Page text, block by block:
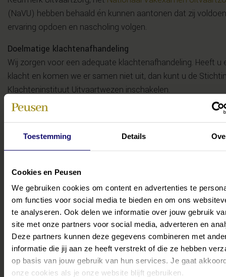
Toestemming Details
Cookies en Peusen
We gebruiken cookies om content en advertenties te
om functies voor social media te bieden en om ons
te analyseren. Ook delen we informatie over jouw gebruik
site met onze partners voor social media, adverteren en
Deze partners kunnen deze gegevens combineren met
informatie die jij aan ze heeft verstrekt of die ze hebben
op basis van jouw gebruik van hun services. Je gaat
onze cookies als je onze website blijft gebruiken.
(NaVU) hebben behaald én kunnen aantonen dat zij
ervaring opdoen en nascholing volgen.
Doelmatige klachtenafhandeling
Wij zorgen voor een adequate klachtenafhandeling. Heeft u
klacht en komen we er samen niet uit, dan kunt u de
Klachteninstituut Uitvaartwezen inschakelen.
Jaarlijks klanttevredenheidsonderzoek
Uw tevredenheid als klant staat voorop. Daarom vragen wij
uitvaart feedback aan de opdrachtgever en voeren wij
keer per jaar een klanttevredenheidsonderzoek uit.
Bekijk de website van NaVU voor meer
exameninstituut in de uitvaartzorg.
Zo waarborgen we kwaliteit en
Integriteit spreekt voor ons